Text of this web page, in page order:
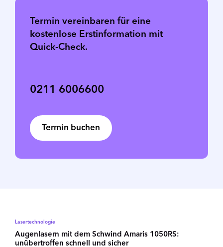
Termin vereinbaren für eine
kostenlose Erstinformation mit
Quick-Check.
0211 6006600
Termin buchen
Lasertechnologie
Augenlasern mit dem Schwind Amaris 1050RS:
unübertroffen schnell und sicher